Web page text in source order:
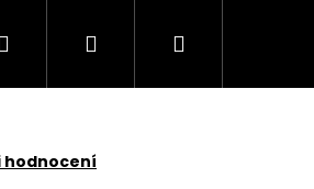
Hledat PřihlášeníNákupní
hodnocení